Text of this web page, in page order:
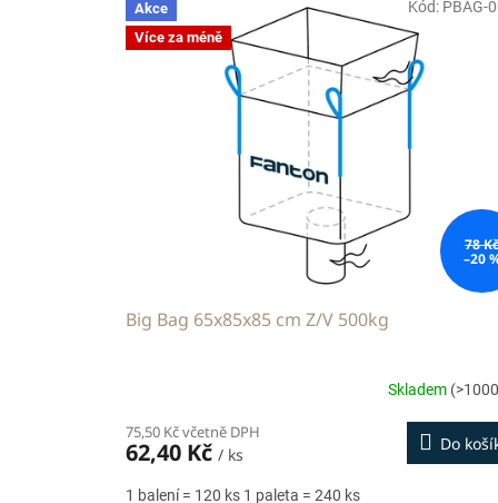
p
Akce
Více za méně
78
–20
Big Bag 65x85x85 cm Z/V 500kg
Skladem
75,50 Kč včetně DPH
62,40 Kč / ks
Do
1 balení = 120 ks 1 paleta = 240 ks
Kód: PBAG-